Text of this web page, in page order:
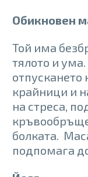
Обикновен
Той има
тялото и
отпускането
крайници и
на стреса,
болката.
подпомага